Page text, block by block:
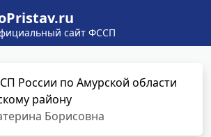
сайт ФССП
России по Амурской области
району
Борисовна